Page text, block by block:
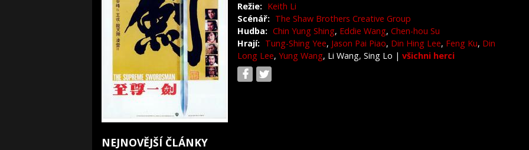
Režie: Keith Li
Scénář: The Shaw Brothers Creative Group
Hudba: Chin Yung Shing, Eddie Wang, Chen-hou Su
Hrají: Tung-Shing Yee, Jason Pai Piao, Din Hing Lee, Feng Ku, Din
Long Lee, Yung Wang, Li Wang, Sing Lo | všichni herci
NEJNOVĚJŠÍ ČLÁNKY